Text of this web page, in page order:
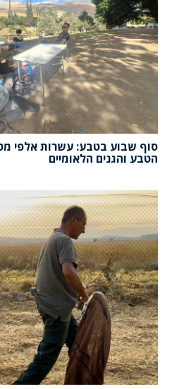
סוף שבוע בטבע: עשרות אלפי
הטבע והגנים הלאומיים